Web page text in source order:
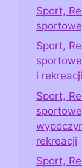
Sport,
Sport,
i rekreacji
Sport,
rekreacji
Sport,